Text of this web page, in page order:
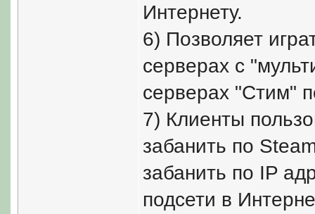
Интернету.
6) Позволяет
серверах с
серверах "Стим"
7) Клиенты
забанить по
забанить по IP
подсети в